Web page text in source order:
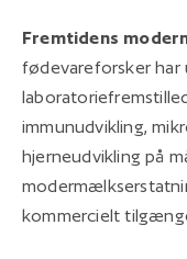
Fremtidens
fødevareforsker har
immunudvikling,
hjerneudvikling på
kommercielt